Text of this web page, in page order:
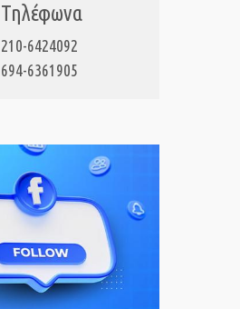
Τηλέφωνα
210-6424092
694-6361905